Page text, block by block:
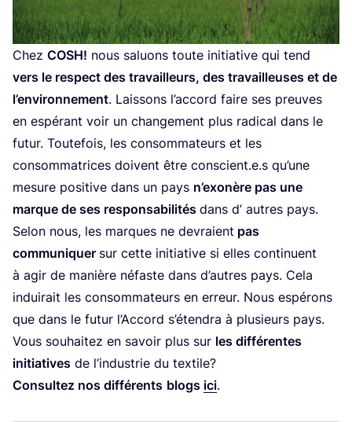
Chez COSH! nous saluons toute ini­tia­tive qui tend
vers le res­pect des tra­vailleurs, des tra­vailleuses et de
l’environnement. Lais­sons l’accord faire ses preuves
en espé­rant voir un chan­ge­ment plus radi­cal dans le
futur. Tou­te­fois, les consom­ma­teurs et les
consom­ma­trices doivent être conscient.e.s qu’une
mesure posi­tive dans un pays n’exo­nère pas une
marque de ses res­pon­sa­bi­li­tés dans d’ autres pays.
Selon nous, les marques ne devraient pas
com­mu­ni­quer sur cette ini­tia­tive si elles conti­nuent
à agir de manière néfaste dans d’autres pays. Cela
indui­rait les consom­ma­teurs en erreur. Nous espé­rons
que dans le futur l’Accord s’étendra à plu­sieurs pays.
Vous sou­hai­tez en savoir plus sur les dif­fé­rentes
ini­tia­tives de l’industrie du textile?
Consul­tez nos dif­fé­rents blogs ici.